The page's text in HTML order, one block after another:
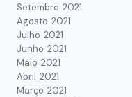
Setembro 2021
Agosto 2021
Julho 2021
Junho 2021
Maio 2021
Abril 2021
Março 2021